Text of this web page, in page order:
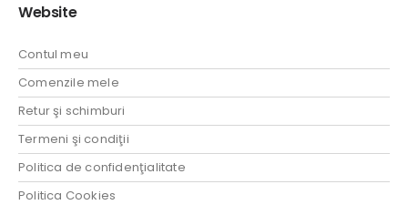
Website
Contul meu
Comenzile mele
Retur şi schimburi
Termeni şi condiţii
Politica de confidenţialitate
Politica Cookies